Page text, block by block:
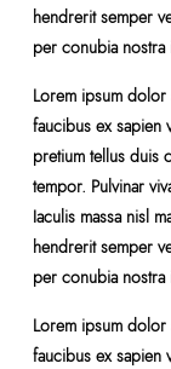
hendrerit semper
per conubia nostra
Lorem ipsum
faucibus ex sapien
pretium tellus duis
tempor. Pulvinar
Iaculis massa nisl
hendrerit semper
per conubia nostra
Lorem ipsum
faucibus ex sapien